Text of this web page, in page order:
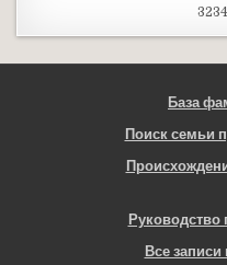
База
Поиск семьи
Руководство
Все